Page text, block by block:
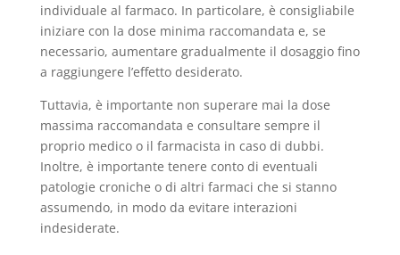
individuale al farmaco. In particolare, è consigliabile
iniziare con la dose minima raccomandata e, se
necessario, aumentare gradualmente il dosaggio fino
a raggiungere l’effetto desiderato.
Tuttavia, è importante non superare mai la dose
massima raccomandata e consultare sempre il
proprio medico o il farmacista in caso di dubbi.
Inoltre, è importante tenere conto di eventuali
patologie croniche o di altri farmaci che si stanno
assumendo, in modo da evitare interazioni
indesiderate.